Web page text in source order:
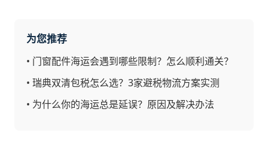
为您推荐
• 门窗配件海运会遇到哪些限制？怎么顺利通关？
• 瑞典双清包税怎么选？3家避税物流方案实测
• 为什么你的海运总是延误？原因及解决办法